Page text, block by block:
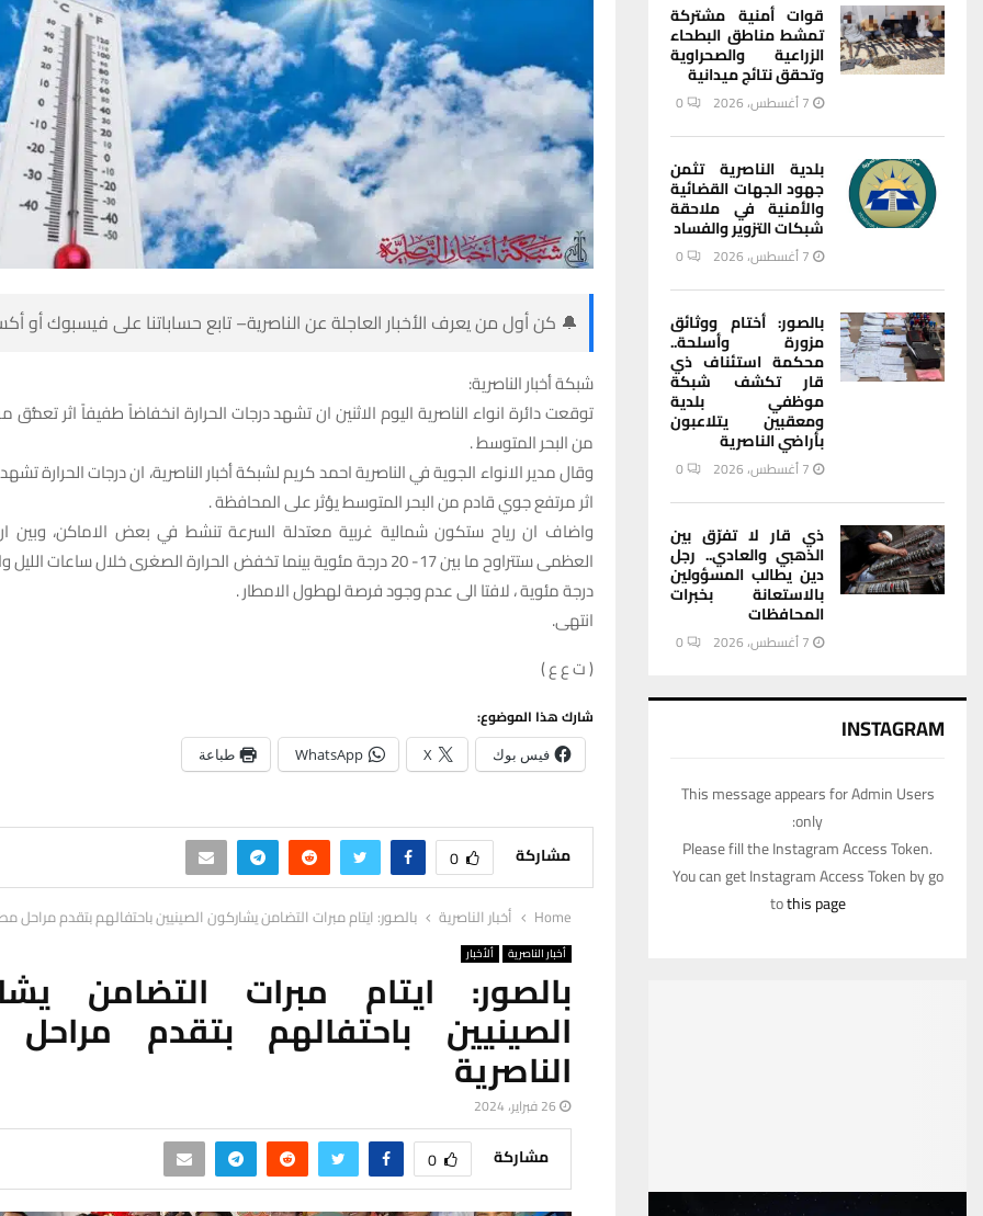
🔔 كن أول من يعرف الأخبار العاجلة عن الناصرية– تابع حساباتنا على فيسبوك أو
شبكة أخبار الناصرية:
توقعت دائرة انواء الناصرية اليوم الاثنين ان تشهد درجات الحرارة انخفاضاً طفيفاً اثر
من البحر المتوسط .
وقال مدير الانواء الجوية في الناصرية احمد كريم لشبكة أخبار الناصرية، ان درجات الحرارة
اثر مرتفع جوي قادم من البحر المتوسط يؤثر على المحافظة .
واضاف ان رياح ستكون شمالية غربية معتدلة السرعة تنشط في بعض الاماكن، وبين ان
درجة مئوية ، لافتا الى عدم وجود فرصة لهطول الامطار .
انتهى.
( ت ع ع )
شارك هذا الموضوع:
فيس بوك X
WhatsApp طباعة
مشاركة 0
Home أخبار الناصرية بالصور: ايتام مبرات التضامن يشاركون الصينيين باحتفالهم بتقدم مراحل
أخبار الناصرية ألأخبار
بالصور: ايتام مبرات التضامن
الصينيين باحتفالهم بتقدم
الناصرية
26 فبراير، 2024
مشاركة 0
قوات أمنية مشتركة
تمشط مناطق البطحاء
الزراعية والصحراوية
وتحقق نتائج ميدانية
7 أغسطس، 2026 0
بلدية الناصرية تثمن
جهود الجهات القضائية
والأمنية في ملاحقة
شبكات التزوير والفساد
7 أغسطس، 2026 0
بالصور: أختام ووثائق
مزورة وأسلحة..
محكمة استئناف ذي
قار تكشف شبكة
موظفي بلدية
ومعقبين يتلاعبون
بأراضي الناصرية
7 أغسطس، 2026 0
ذي قار لا تفرّق بين
الذهبي والعادي.. رجل
دين يطالب المسؤولين
بالاستعانة بخبرات
المحافظات
7 أغسطس، 2026 0
INSTAGRAM
This message appears for Admin Users
only:
Please fill the Instagram Access Token.
You can get Instagram Access Token by go
tothis page